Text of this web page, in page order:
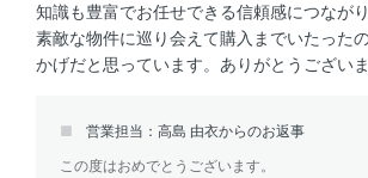
知識も豊富でお任せできる信頼感につながり
素敵な物件に巡り会えて購入までいたった
かげだと思っています。ありがとうござい
営業担当：高島 由衣からのお返事
この度はおめでとうございます。